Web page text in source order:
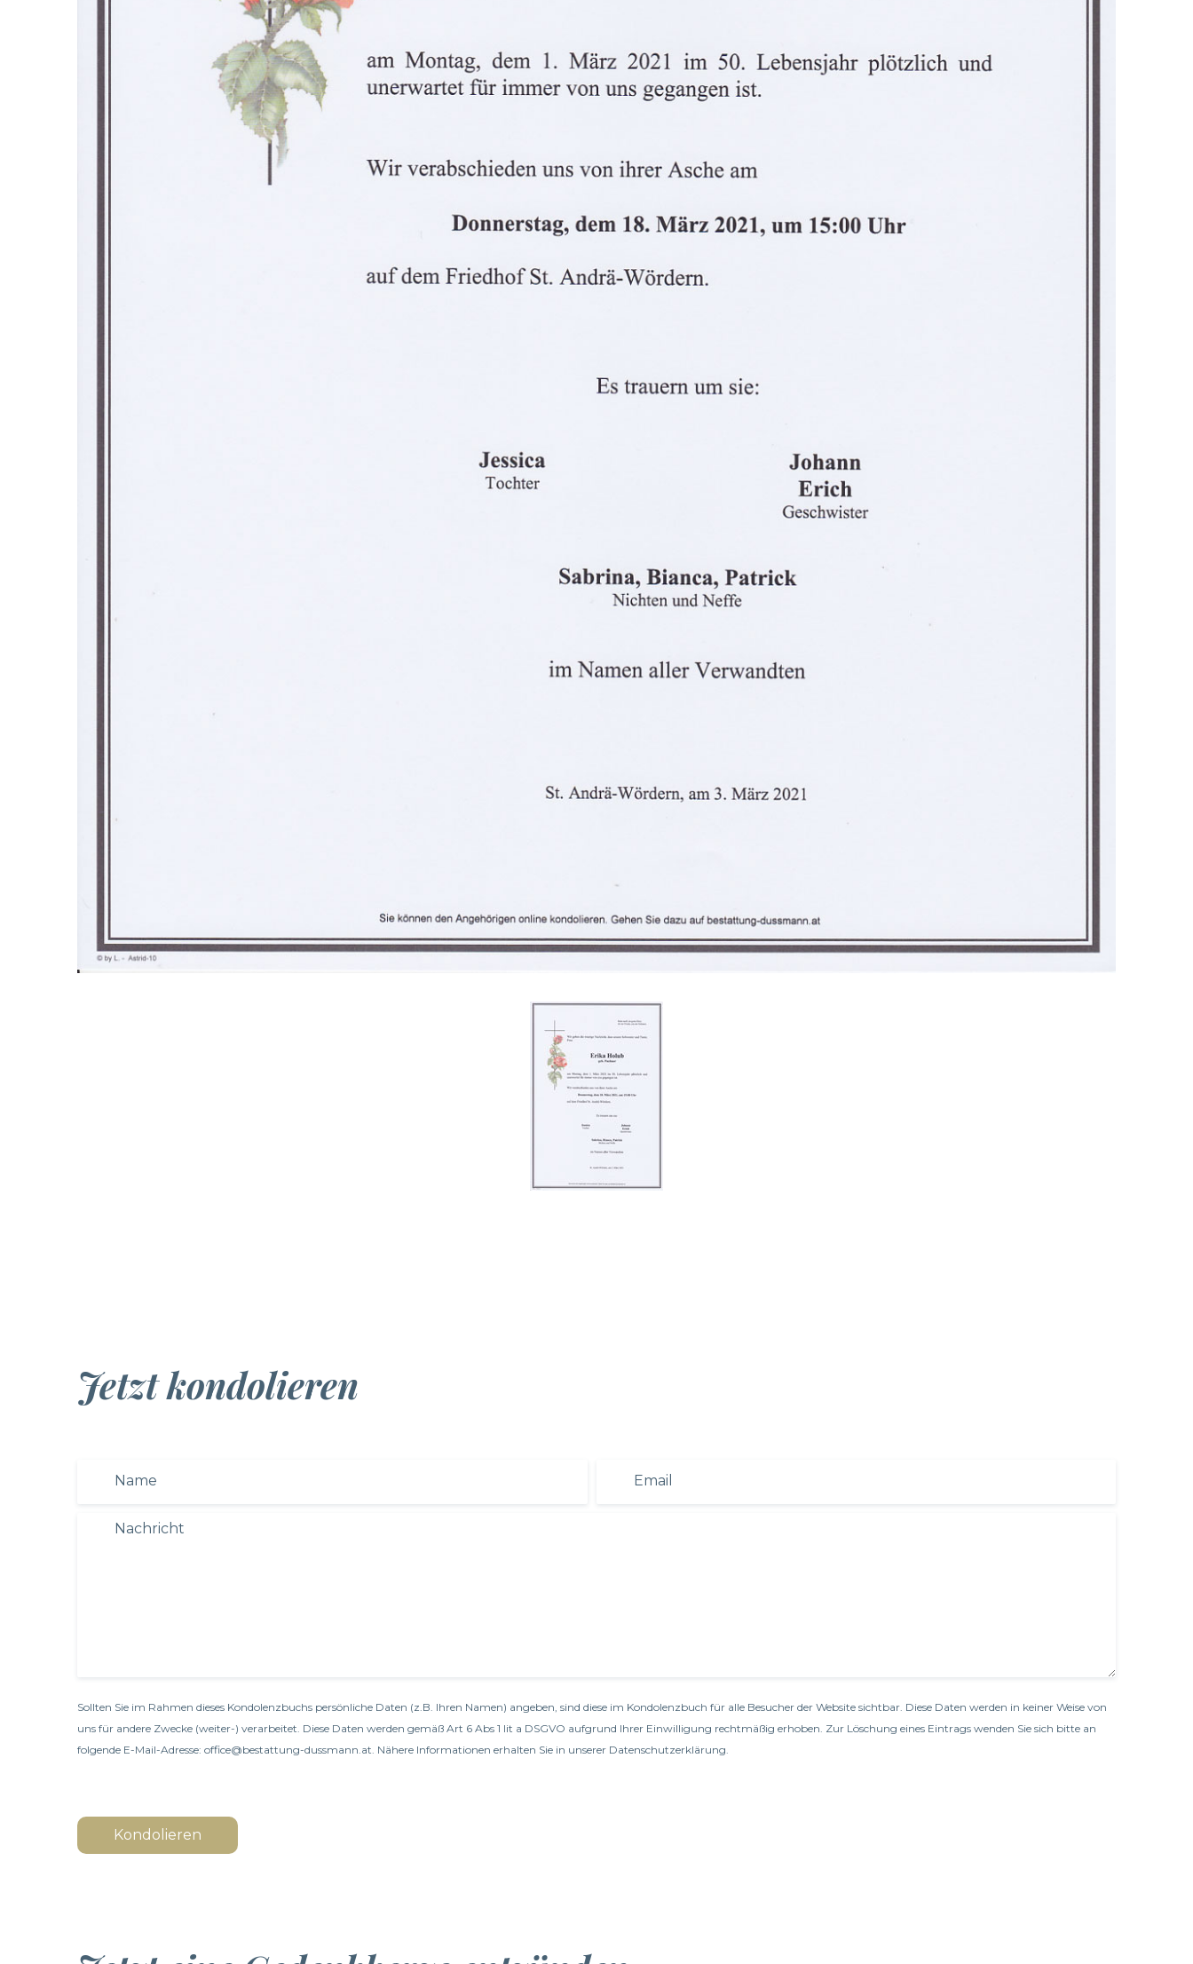
Jetzt kondolieren
Sollten Sie im Rahmen dieses Kondolenzbuchs persönliche Daten (z.B. Ihren Namen) angeben, sind diese im Kondolenzbuch für alle Besucher der Website sichtbar. Diese Daten werden in keiner Weise von
uns für andere Zwecke (weiter-) verarbeitet. Diese Daten werden gemäß Art 6 Abs 1 lit a DSGVO aufgrund Ihrer Einwilligung rechtmäßig erhoben. Zur Löschung eines Eintrags wenden Sie sich bitte an
folgende E-Mail-Adresse: office@bestattung-dussmann.at. Nähere Informationen erhalten Sie in unserer Datenschutzerklärung
Kondolieren